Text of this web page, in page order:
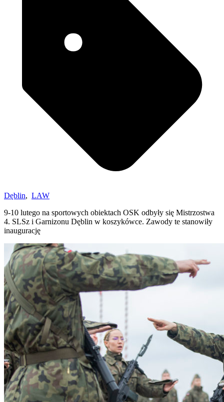
Dęblin, LAW
9-10 lutego na sportowych obiektach OSK odbyły się Mistrzostwa
4. SLSz i Garnizonu Dęblin w koszykówce. Zawody te stanowiły
inaugurację